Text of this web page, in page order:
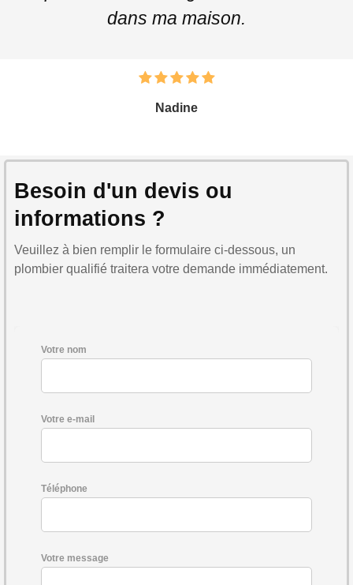
dans ma maison.
Nadine
Besoin d'un devis ou
informations ?
Veuillez à bien remplir le formulaire ci-dessous, un
plombier qualifié traitera votre demande immédiatement.
Votre nom
Votre e-mail
Téléphone
Votre message